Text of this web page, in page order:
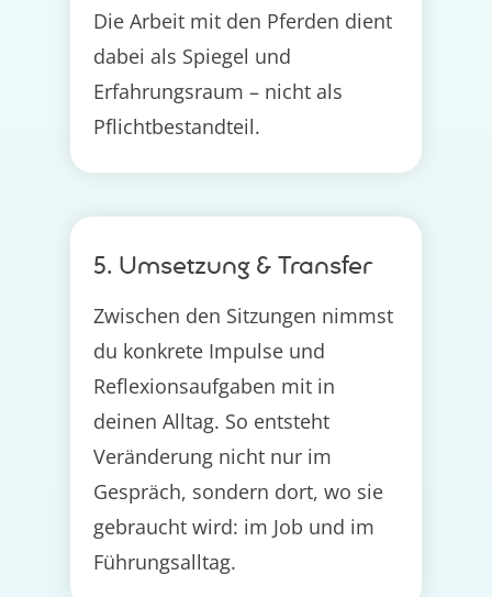
Die Arbeit mit den Pferden dient
dabei als Spiegel und
Erfahrungsraum – nicht als
Pflichtbestandteil.
5. Umsetzung & Transfer
Zwischen den Sitzungen nimmst
du konkrete Impulse und
Reflexionsaufgaben mit in
deinen Alltag. So entsteht
Veränderung nicht nur im
Gespräch, sondern dort, wo sie
gebraucht wird: im Job und im
Führungsalltag.